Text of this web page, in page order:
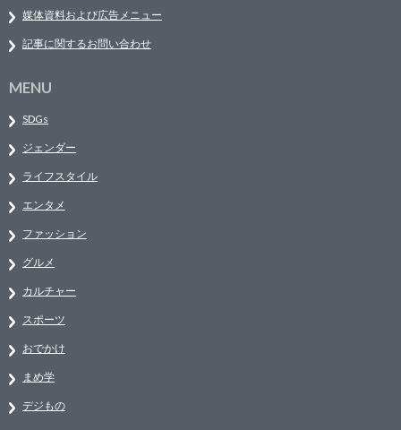
媒体資料および広告メニュー
記事に関するお問い合わせ
MENU
SDGs
ジェンダー
ライフスタイル
エンタメ
ファッション
グルメ
カルチャー
スポーツ
おでかけ
まめ学
デジもの